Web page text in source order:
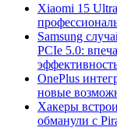
Xiaomi 15
Samsung
PCIe 5.0:
OnePlus
новые
Хакеры
обманули с